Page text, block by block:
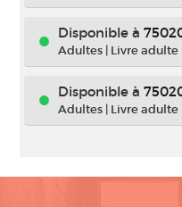
Disponible à
Adultes | Livre adulte
Disponible à
Adultes | Livre adulte